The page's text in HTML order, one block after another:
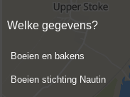
Welke gegevens?
Boeien en bakens
Boeien stichting Nautin